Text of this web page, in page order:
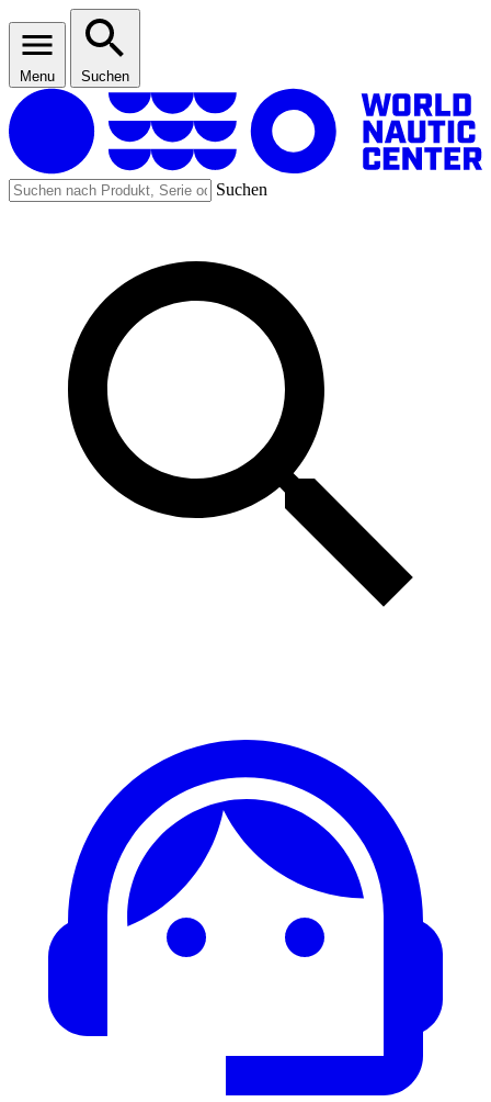
Menu Suchen
Suchen